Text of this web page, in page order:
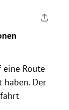
eine Route
Der